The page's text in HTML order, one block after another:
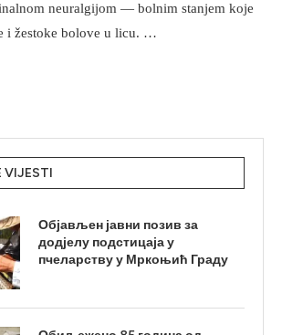
neuralgijom — bolnim stanjem koje
i žestoke bolove u licu. …
VIJESTI
Објављен јавни позив за
додјелу подстицаја у
пчеларству у Мркоњић Граду